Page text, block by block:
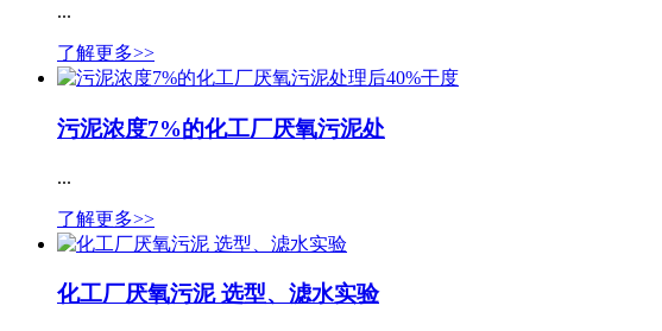
...
了解更多>>
污泥浓度7%的化工厂厌氧污泥处
...
了解更多>>
化工厂厌氧污泥 选型、滤水实验